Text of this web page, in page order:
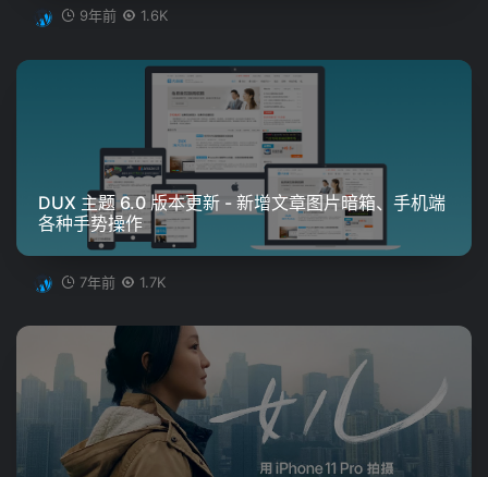
9年前 1.6K
DUX 主题 6.0 版本更新 - 新增文章图片暗箱、手机端
各种手势操作
7年前 1.7K